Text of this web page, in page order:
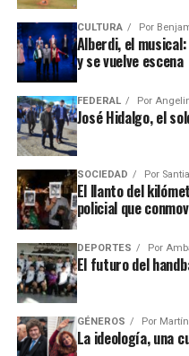
CULTURA Por
Alberdi, el
y se vuelve escena
FEDERAL Por
José Hidalgo, el
SOCIEDAD Por
El llanto del
policial que
DEPORTES Por
El futuro del
GÉNEROS Por
La ideología, una